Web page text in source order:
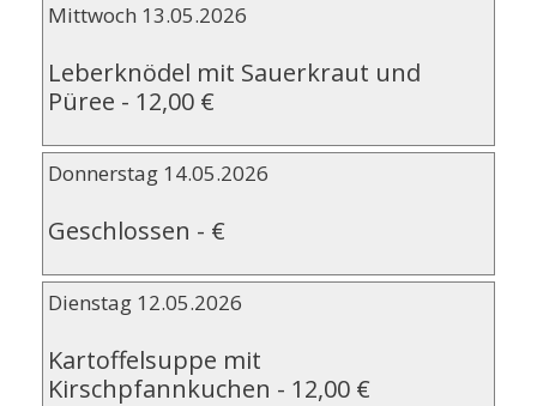
Mittwoch 13.05.2026
Leberknödel mit Sauerkraut und
Püree - 12,00 €
Donnerstag 14.05.2026
Geschlossen - €
Dienstag 12.05.2026
Kartoffelsuppe mit
Kirschpfannkuchen - 12,00 €